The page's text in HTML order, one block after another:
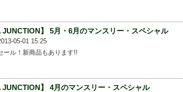
JUNCTION】 5月・6月のマンスリー・スペシャル
05-01 15:25
ール！新商品もあります!!
JUNCTION】 4月のマンスリー・スペシャル